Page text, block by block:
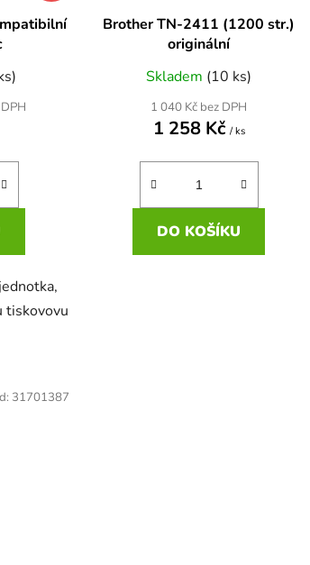
tiskovovu
Brother TN-2411 (1200 str.)
originální
Skladem (10 ks)
1 040 Kč bez DPH
1 258 Kč / ks
DO KOŠÍKU
31701387